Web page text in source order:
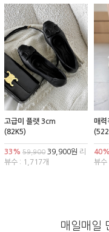
고급미 플랫 3cm
(82K5)
33% 59,900 39,900원 리
뷰수 : 1,717개
매력
40%
뷰수
매일매일